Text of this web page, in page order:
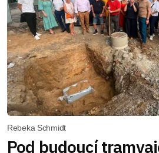
Rebeka Schmidt
Pod budoucí